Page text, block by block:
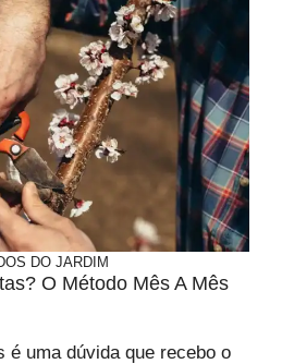
DO JARDIM
O Método Mês A Mês
é uma dúvida que recebo o